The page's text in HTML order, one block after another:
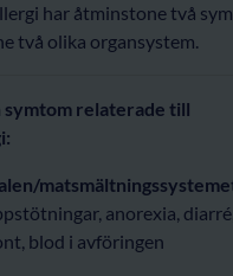
har åtminstone två
två olika organsystem.
symtom relaterade till
anorexia, diarré,
blod i avföringen